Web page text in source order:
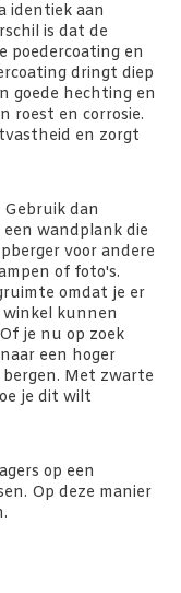
identiek aan
is dat de
poedercoating en
dringt diep
goede hechting en
roest en corrosie.
en zorgt
dan
wandplank die
voor andere
of foto's.
omdat je er
kunnen
je nu op zoek
een hoger
Met zwarte
je dit wilt
op een
Op deze manier